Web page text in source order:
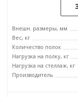
Внешн. размеры, мм
Вес, кг
Количество полок
Нагрузка на полку, кг
Нагрузка на стеллаж, кг
Производитель